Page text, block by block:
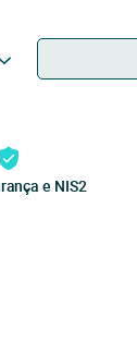
e NIS2